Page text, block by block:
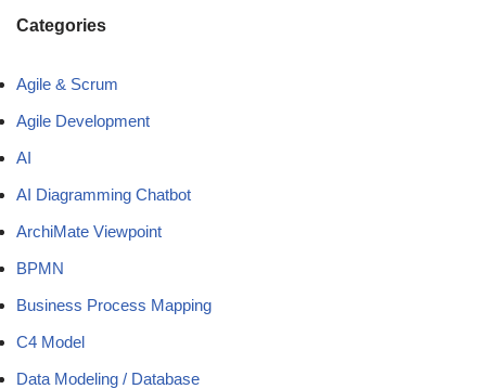
Categories
Agile & Scrum
Agile Development
AI
AI Diagramming Chatbot
ArchiMate Viewpoint
BPMN
Business Process Mapping
C4 Model
Data Modeling / Database